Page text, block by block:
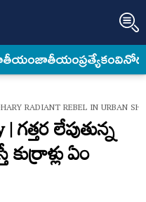
జాతీయంప్రత్యేకం
RADIANT REBEL IN URBAN
గత్తర లేపుతున్న
ఏం